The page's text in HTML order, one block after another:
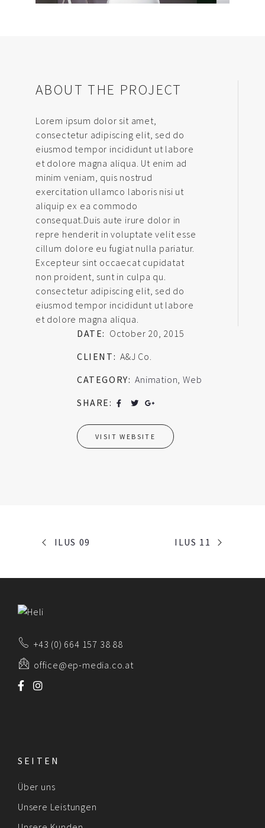
ABOUT THE PROJECT
Lorem ipsum dolor sit amet,
consectetur adipiscing elit, sed do
eiusmod tempor incididunt ut labore
et dolore magna aliqua. Ut enim ad
minim veniam, quis nostrud
exercitation ullamco laboris nisi ut
aliquip ex ea commodo
consequat.Duis aute irure dolor in
repre henderit in voluptate velit esse
cillum dolore eu fugiat nulla pariatur.
Excepteur sint occaecat cupidatat
non proident, sunt in culpa qu.
consectetur adipiscing elit, sed do
eiusmod tempor incididunt ut labore
et dolore magna aliqua.
DATE: October 20, 2015
CLIENT: A&J Co.
CATEGORY: Animation ,Web
SHARE:
VISIT WEBSITE
PORTFOLIO
ILUS 09 ILUS 11
+43 (0) 664 157 38 88
office@ep-media.co.at
SEITEN
Über uns
Unsere Leistungen